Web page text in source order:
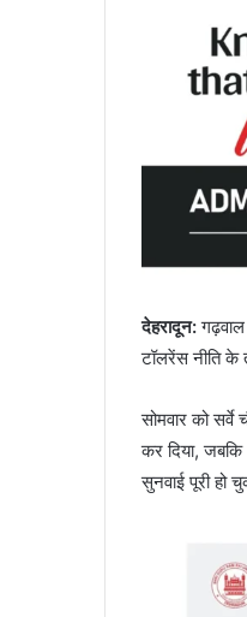
देहरादून:
टॉलरेंस नीति के
सोमवार को
कर दिया,
सुनवाई पूरी हो